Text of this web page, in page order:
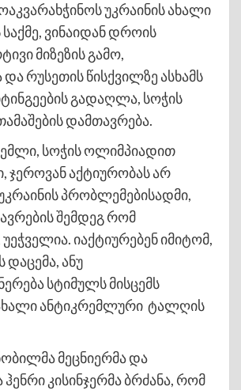
უკრაინის ახალი
ვინაიდან დროის
მიზეზის გამო,
და რუსეთის წისქვილზე ასხამს
გადაღლა, სოჭის
დამთავრება.
სოჭის ოლიმპიადით
ჯეროვან აქტიურობას არ
პრობლემებისადმი,
შემდეგ რომ
უეჭველია. იაქტიურებენ იმიტომ,
დაცემა, ანუ
სტიმულს მისცემს
ანტიკრემლური ტალღის
მეცნიერმა და
კისინჯერმა ბრძანა, რომ